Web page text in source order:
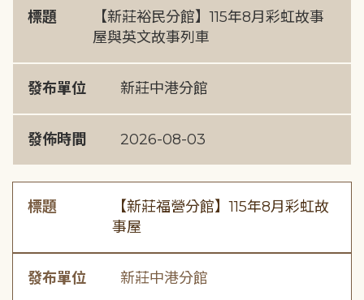
標題
【新莊裕民分館】115年8月彩虹故事
屋與英文故事列車
發布單位 新莊中港分館
發佈時間 2026-08-03
標題
【新莊福營分館】115年8月彩虹故
事屋
發布單位 新莊中港分館